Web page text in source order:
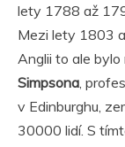
lety 1788 až
Mezi lety 1803
Anglii to ale bylo
Simpsona,
v Edinburghu,
30000 lidí. S